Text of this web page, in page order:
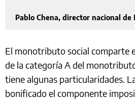
Pablo Chena, director nacional de
El monotributo social comparte
de la categoría A del
tiene algunas particularidades.
bonificado el componente